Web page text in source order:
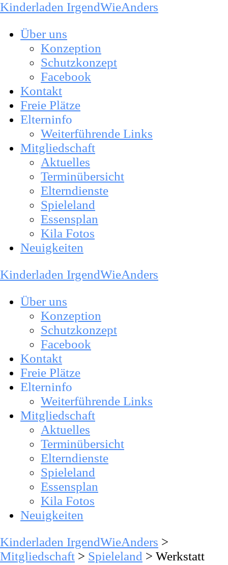
Kinderladen IrgendWieAnders
Über uns
Konzeption
Schutzkonzept
Facebook
Kontakt
Freie Plätze
Elterninfo
Weiterführende Links
Mitgliedschaft
Aktuelles
Terminübersicht
Elterndienste
Spieleland
Essensplan
Kila Fotos
Neuigkeiten
Kinderladen IrgendWieAnders
Über uns
Konzeption
Schutzkonzept
Facebook
Kontakt
Freie Plätze
Elterninfo
Weiterführende Links
Mitgliedschaft
Aktuelles
Terminübersicht
Elterndienste
Spieleland
Essensplan
Kila Fotos
Neuigkeiten
Kinderladen IrgendWieAnders >
Mitgliedschaft > Spieleland > Werkstatt